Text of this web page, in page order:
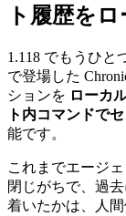
ト履歴を
1.118 でもうひと
で登場した
ションを ローカ
ト内コマンドで
能です。
これまでエージ
閉じがちで、過
着いたかは、人